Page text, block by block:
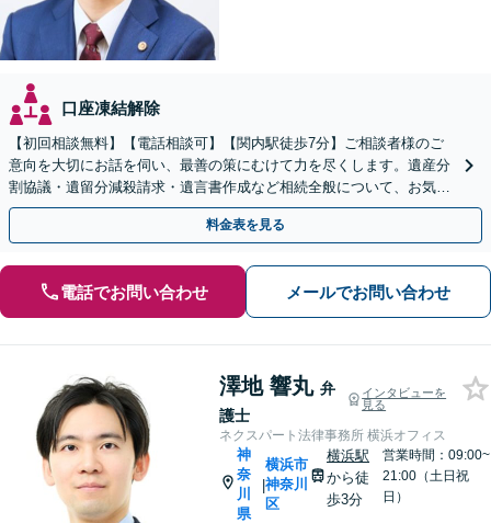
口座凍結解除
【初回相談無料】【電話相談可】【関内駅徒歩7分】ご相談者様のご
意向を大切にお話を伺い、最善の策にむけて力を尽くします。遺産分
割協議・遺留分減殺請求・遺言書作成など相続全般について、お気軽
にご相談ください。
料金表を見る
電話でお問い合わせ メールでお問い合わせ
澤地 響丸 弁
護士
インタビューを
見る
ネクスパート法律事務所 横浜オフィス
神
奈
川
県
|
横浜市
神奈川
区
横浜駅
から徒
歩3分
営業時間：09:00~
21:00（土日祝
日）